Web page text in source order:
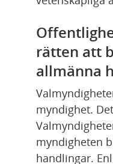
rätten att
allmänna
myndighet.
myndigheten
handlingar.